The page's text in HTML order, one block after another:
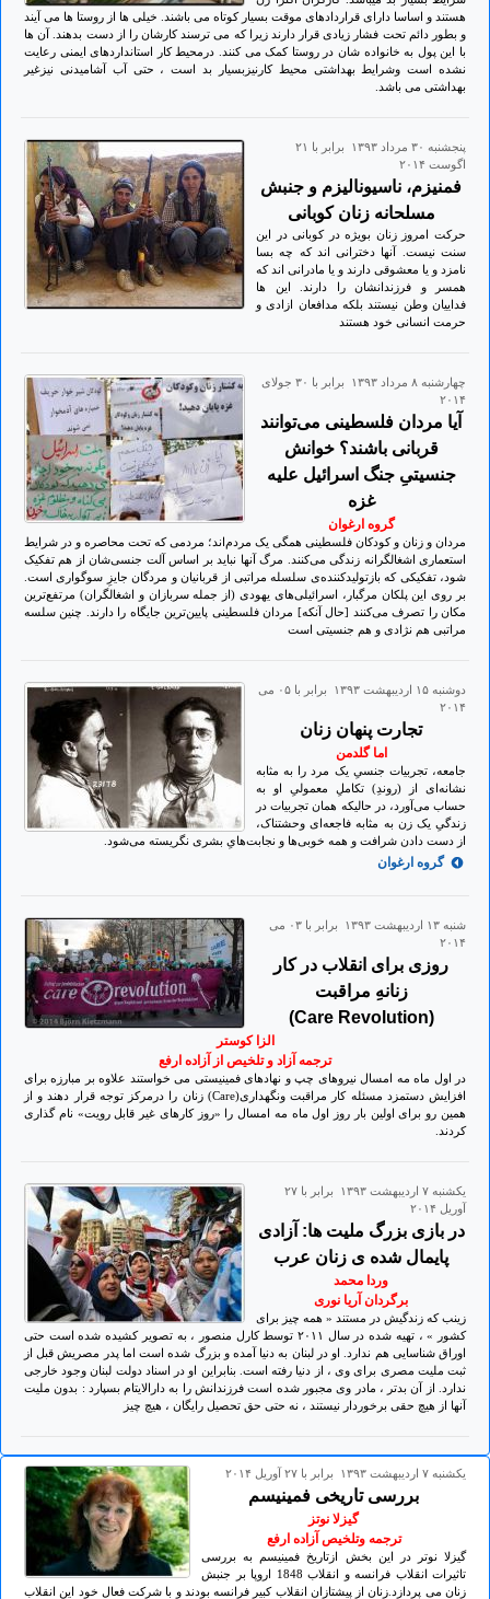
هستند و اساسا دارای قراردادهای موقت بسیار کوتاه می باشند. خیلی ها از روستا ها می آیند
و بطور دائم تحت فشار زیادی قرار دارند زیرا که می ترسند کارشان را از دست بدهند. آن ها
با این پول به خانواده شان در روستا کمک می کنند. درمحیط کار استانداردهای ایمنی رعایت
نشده است وشرایط بهداشتی محیط کارنیزبسیار بد است ، حتی آب آشامیدنی نیزغیر
بهداشتی می باشد.
پنجشنبه ۳۰ مرداد ۱۳۹۳ برابر با ۲۱
اگوست ۲۰۱۴
فمنیزم، ناسیونالیزم و جنبش
مسلحانه زنان کوبانی
حرکت امروز زنان بویژه در کوبانی در این
سنت نیست. آنها دخترانی اند که چه بسا
نامزد و یا معشوقی دارند و یا مادرانی اند که
همسر و فرزندانشان را دارند. این ها
فداییان وطن نیستند بلکه مدافعان ازادی و
حرمت انسانی خود هستند
چهارشنبه ۸ مرداد ۱۳۹۳ برابر با ۳۰ جولای
۲۰۱۴
آیا مردان فلسطینی می‌توانند
قربانی باشند؟ خوانش
جنسیتیِ جنگ اسرائیل علیه
غزه
گروه ارغوان
مردان و زنان و کودکان فلسطینی همگی یک مردم‌اند؛ مردمی که تحت محاصره و در شرایط
استعماری اشغالگرانه زندگی می‌کنند. مرگ آنها نباید بر اساس آلت جنسی‌شان از هم تفکیک
شود، تفکیکی که بازتولیدکننده‌ی سلسله مراتبی از قربانیان و مردگان جایزِ سوگواری است.
بر روی این پلکان مرگبار، اسرائیلی‌های یهودی (از جمله سربازان و اشغالگران) مرتفع‌ترین
مکان را تصرف می‌کنند [حال آنکه] مردان فلسطینی پایین‌ترین جایگاه را دارند. چنین سلسه
مراتبی هم نژادی و هم جنسیتی است
دوشنبه ۱۵ ارديبهشت ۱۳۹۳ برابر با ۰۵ می
۲۰۱۴
تجارت پنهان زنان
اما گلدمن
جامعه، تجربیات جنسیِ یک مرد را به مثابه
نشانه‌ای از (روندِ) تکاملِ معمولیِ او به
حساب می‌آورد، در حالیکه همان تجربیات در
زندگیِ یک زن به مثابه فاجعه‌ای وحشتناک،
از دست دادن شرافت و همه خوبی‌ها و نجابت‌هایِ بشری نگریسته می‌شود.
گروه ارغوان
شنبه ۱۳ ارديبهشت ۱۳۹۳ برابر با ۰۳ می
۲۰۱۴
روزی برای انقلاب در کار
زنانهِ مراقبت
(Care Revolution)
الزا کوستر
ترجمه آزاد و تلخیص از آزاده ارفع
در اول ماه مه امسال نیروهای چپ و نهادهای فمینیستی می خواستند علاوه بر مبارزه برای
افزایش دستمزد مسئله کار مراقبت ونگهداری(Care) زنان را درمرکز توجه قرار دهند و از
همین رو برای اولین بار روز اول ماه مه امسال را «روز کارهای غیر قابل رویت» نام گذاری
کردند.
يكشنبه ۷ ارديبهشت ۱۳۹۳ برابر با ۲۷
آوريل ۲۰۱۴
در بازی بزرگ ملیت ها: آزادی
پایمال شده ی زنان عرب
وردا محمد
برگردان آریا نوری
زینب که زندگیش در مستند « همه چیز برای
کشور » ، تهیه شده در سال ۲٠۱۱ توسط کارل منصور ، به تصویر کشیده شده است حتی
اوراق شناسایی هم ندارد. او در لبنان به دنیا آمده و بزرگ شده است اما پدر مصریش قبل از
ثبت ملیت مصری برای وی ، از دنیا رفته است. بنابراین او در اسناد دولت لبنان وجود خارجی
ندارد. از آن بدتر ، مادر وی مجبور شده است فرزندانش را به دارالایتام بسپارد : بدون ملیت
آنها از هیچ حقی برخوردار نیستند ، نه حتی حق تحصیل رایگان ، هیچ چیز
يكشنبه ۷ ارديبهشت ۱۳۹۳ برابر با ۲۷ آوريل ۲۰۱۴
بررسی تاریخی فمینیسم
گیزلا نوتز
ترجمه وتلخیص آزاده ارفع
گیزلا نوتر در این بخش ازتاریخ فمینیسم به بررسی
تاثیرات انقلاب فرانسه و انقلاب 1848 اروپا بر جنبش
زنان می پردازد.زنان از پیشتازان انقلاب کبیر فرانسه بودند و با شرکت فعال خود این انقلاب